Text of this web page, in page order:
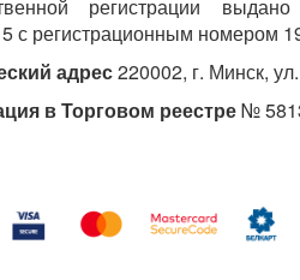
регистрации
с регистрационным номером
адрес220002, г. Минск,
в Торговом реестре№